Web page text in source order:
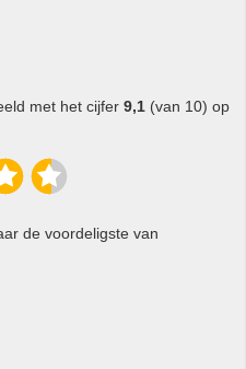
met het cijfer 9,1 (van 10) op
de voordeligste van